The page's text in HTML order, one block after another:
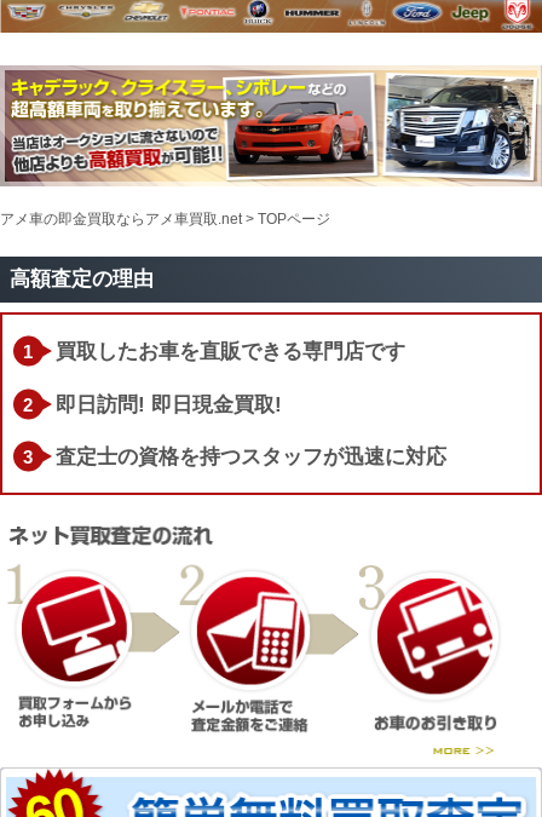
アメ車の即金買取ならアメ車買取.net > TOPページ
高額査定の理由
買取したお車を直販できる専門店です
即日訪問! 即日現金買取!
査定士の資格を持つスタッフが迅速に対応